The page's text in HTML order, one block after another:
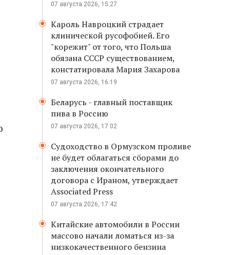
07 августа 2026, 15:27
Кароль Навроцкий страдает
клинической русофобией. Его
"корежит" от того, что Польша
обязана СССР существованием,
констатировала Мария Захарова
07 августа 2026, 16:19
Беларусь - главный поставщик
пива в Россию
07 августа 2026, 17:02
Судоходство в Ормузском проливе
не будет облагаться сборами до
заключения окончательного
договора с Ираном, утверждает
Associated Press
07 августа 2026, 17:42
Китайские автомобили в России
массово начали ломаться из-за
низкокачественного бензина